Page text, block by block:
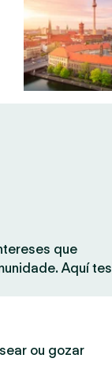
que
Aquí tes
ou gozar